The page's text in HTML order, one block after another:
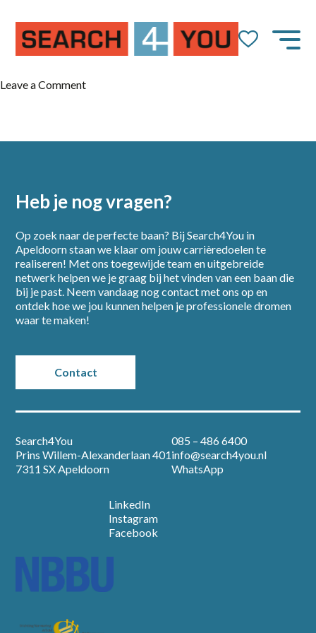
Home
Vacatures
Over ons
Open sollicitatie
Leave a Commenton
Heb je nog vragen?
Op zoek naar de perfecte baan? Bij Search4You in
Apeldoorn staan we klaar om jouw carrièredoelen te
realiseren! Met ons toegewijde team en uitgebreide
netwerk helpen we je graag bij het vinden van een baan die
bij je past. Neem vandaag nog contact met ons op en
ontdek hoe we jou kunnen helpen je professionele dromen
waar te maken!
Contact
Search4You
Prins Willem-Alexanderlaan 401
7311 SX Apeldoorn
085 – 486 6400
info@search4you.nl
WhatsApp
LinkedIn
Instagram
Facebook